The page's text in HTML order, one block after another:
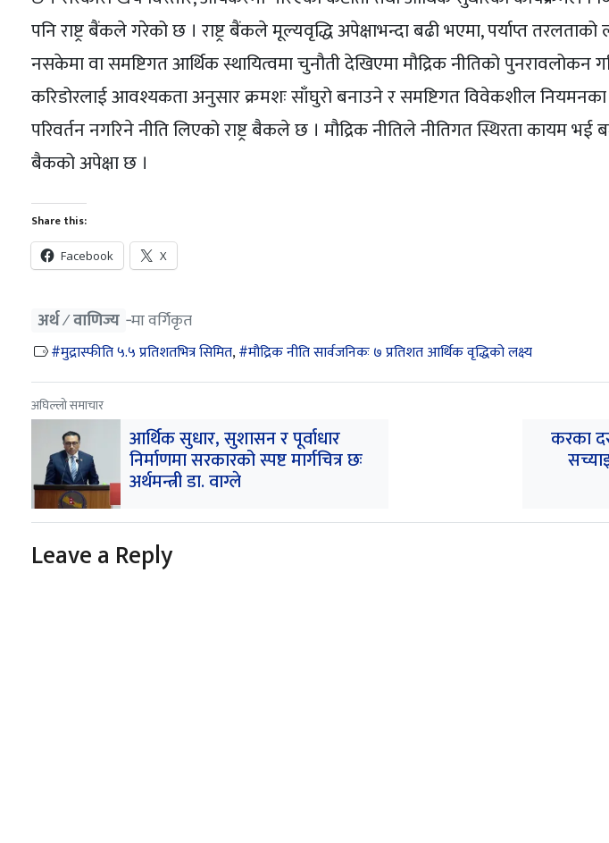
पनि राष्ट्र बैंकले गरेको छ । राष्ट्र बैंकले मूल्यवृद्धि अपेक्षाभन्दा बढी भएमा, पर्याप्त
नसकेमा वा समष्टिगत आर्थिक स्थायित्वमा चुनौती देखिएमा मौद्रिक नीतिको पुनरावलोकन
करिडोरलाई आवश्यकता अनुसार क्रमशः साँघुरो बनाउने र समष्टिगत विवेकशील
परिवर्तन नगरिने नीति लिएको राष्ट्र बैकले छ । मौद्रिक नीतिले नीतिगत स्थिरता कायम भई
बैकको अपेक्षा छ ।
Share this:
Facebook X
अर्थ ⁄ वाणिज्य ‐मा वर्गिकृत
मुद्रास्फीति ५.५ प्रतिशतभित्र सिमित, मौद्रिक नीति सार्वजनिकः ७ प्रतिशत आर्थिक वृद्धिको लक्ष्य
अघिल्लो समाचार
आर्थिक सुधार, सुशासन र पूर्वाधार
निर्माणमा सरकारको स्पष्ट मार्गचित्र छः
अर्थमन्त्री डा. वाग्ले
करका
Leave a Reply